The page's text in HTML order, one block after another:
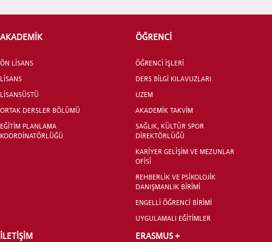
AKADEMİK
ÖN LİSANS
LİSANS
LİSANSÜSTÜ
ORTAK DERSLER BÖLÜMÜ
EĞİTİM PLANLAMA
KOORDİNATÖRLÜĞÜ
ÖĞRENCİ
ÖĞRENCİ İŞLERİ
DERS BİLGİ KILAVUZLARI
UZEM
AKADEMİK TAKVİM
SAĞLIK, KÜLTÜR SPOR
DİREKTÖRLÜĞÜ
KARİYER GELİŞİM VE MEZUNLAR
OFİSİ
REHBERLİK VE PSİKOLOJİK
DANIŞMANLIK BİRİMİ
ENGELLİ ÖĞRENCİ BİRİMİ
UYGULAMALI EĞİTİMLER
İLETİŞİM ERASMUS +